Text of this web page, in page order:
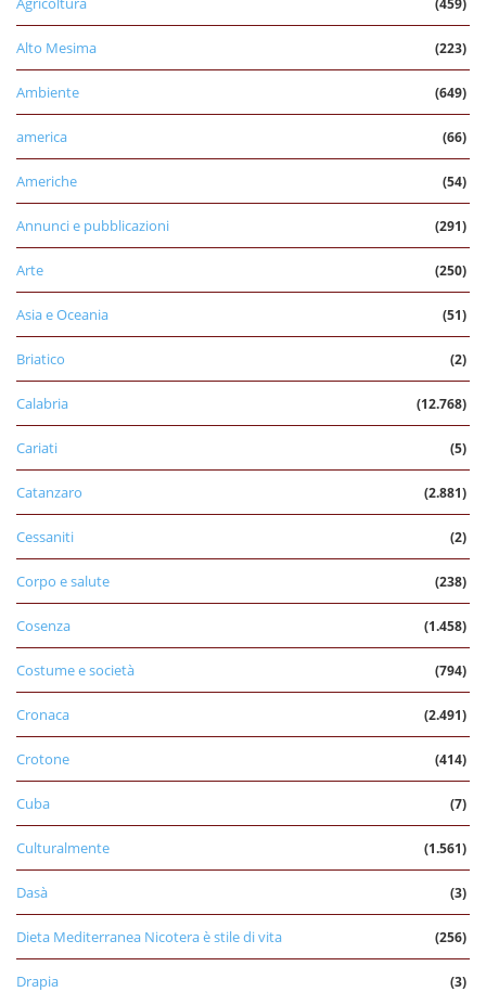
(459)
Alto Mesima (223)
Ambiente (649)
america (66)
Americhe (54)
Annunci e pubblicazioni (291)
Arte (250)
Asia e Oceania (51)
Briatico (2)
Calabria (12.768)
Cariati (5)
Catanzaro (2.881)
Cessaniti (2)
Corpo e salute (238)
Cosenza (1.458)
Costume e società (794)
Cronaca (2.491)
Crotone (414)
Cuba (7)
Culturalmente (1.561)
Dasà (3)
Dieta Mediterranea Nicotera è stile di vita (256)
Drapia (3)